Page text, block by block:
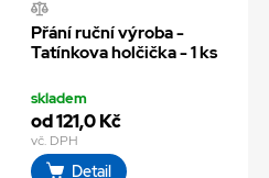
Přání ruční výroba -
Tatínkova holčička - 1 ks
skladem
od 121,0 Kč
vč. DPH
Detail